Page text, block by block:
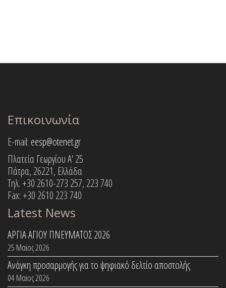
Επικοινωνία
E-mail: eesp@otenet.gr
Πλατεία Γεωργίου Α' 25
Πάτρα, 26221, Ελλάδα
Τηλ. +30 2610-273 257, 223 740
Fax: +30 2610 223 740
Latest News
ΑΡΓΙΑ ΑΓΙΟΥ ΠΝΕΥΜΑΤΟΣ 2026
25 Μαϊος 2026
Ανάγκη προσαρμογής για το ψηφιακό δελτίο αποστολής
04 Μαϊος 2026